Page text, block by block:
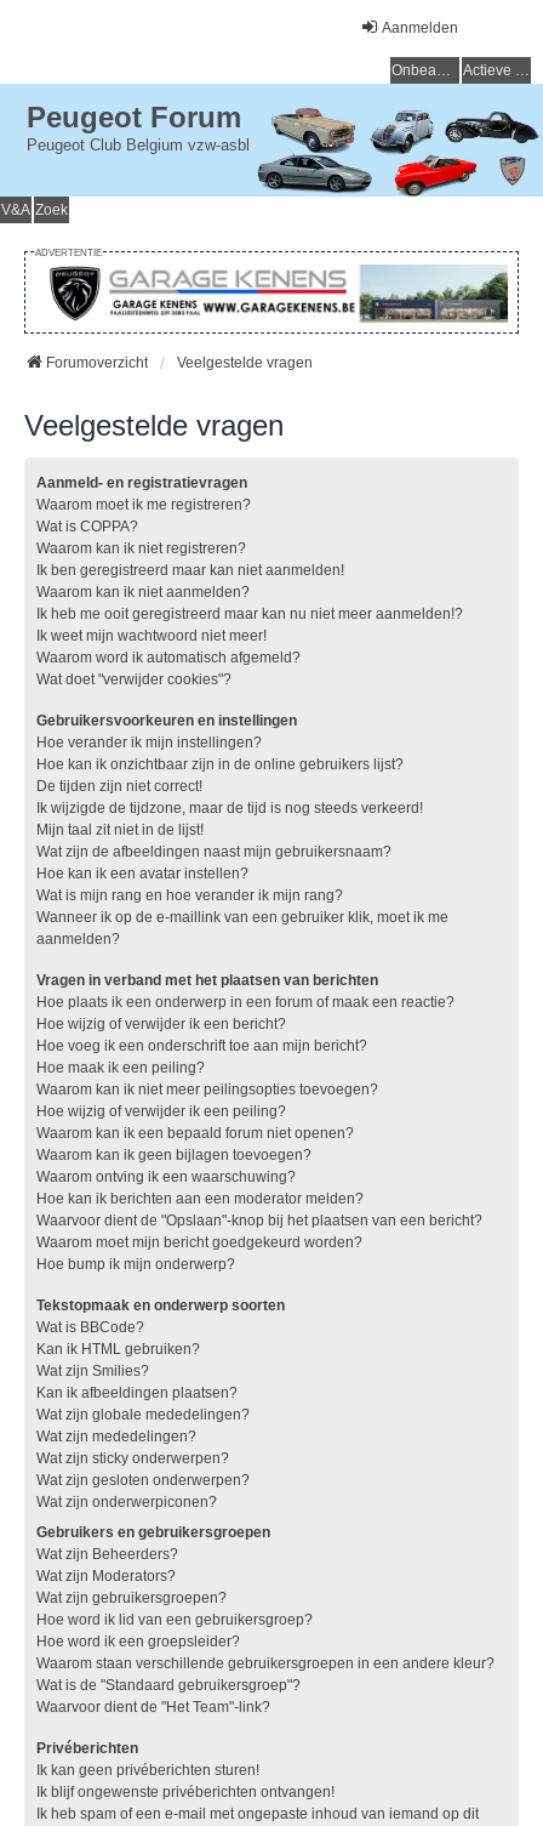
Aanmelden
Onbeantwoorde onderwerpen Actieve onderwerpen
Peugeot Forum
Peugeot Club Belgium vzw-asbl
V&A Zoek
ADVERTENTIE
Forumoverzicht Veelgestelde vragen
Veelgestelde vragen
Aanmeld- en registratievragen
Waarom moet ik me registreren?
Wat is COPPA?
Waarom kan ik niet registreren?
Ik ben geregistreerd maar kan niet aanmelden!
Waarom kan ik niet aanmelden?
Ik heb me ooit geregistreerd maar kan nu niet meer aanmelden!?
Ik weet mijn wachtwoord niet meer!
Waarom word ik automatisch afgemeld?
Wat doet "verwijder cookies"?
Gebruikersvoorkeuren en instellingen
Hoe verander ik mijn instellingen?
Hoe kan ik onzichtbaar zijn in de online gebruikers lijst?
De tijden zijn niet correct!
Ik wijzigde de tijdzone, maar de tijd is nog steeds verkeerd!
Mijn taal zit niet in de lijst!
Wat zijn de afbeeldingen naast mijn gebruikersnaam?
Hoe kan ik een avatar instellen?
Wat is mijn rang en hoe verander ik mijn rang?
Wanneer ik op de e-maillink van een gebruiker klik, moet ik me
aanmelden?
Vragen in verband met het plaatsen van berichten
Hoe plaats ik een onderwerp in een forum of maak een reactie?
Hoe wijzig of verwijder ik een bericht?
Hoe voeg ik een onderschrift toe aan mijn bericht?
Hoe maak ik een peiling?
Waarom kan ik niet meer peilingsopties toevoegen?
Hoe wijzig of verwijder ik een peiling?
Waarom kan ik een bepaald forum niet openen?
Waarom kan ik geen bijlagen toevoegen?
Waarom ontving ik een waarschuwing?
Hoe kan ik berichten aan een moderator melden?
Waarvoor dient de "Opslaan"-knop bij het plaatsen van een bericht?
Waarom moet mijn bericht goedgekeurd worden?
Hoe bump ik mijn onderwerp?
Tekstopmaak en onderwerp soorten
Wat is BBCode?
Kan ik HTML gebruiken?
Wat zijn Smilies?
Kan ik afbeeldingen plaatsen?
Wat zijn globale mededelingen?
Wat zijn mededelingen?
Wat zijn sticky onderwerpen?
Wat zijn gesloten onderwerpen?
Wat zijn onderwerpiconen?
Gebruikers en gebruikersgroepen
Wat zijn Beheerders?
Wat zijn Moderators?
Wat zijn gebruikersgroepen?
Hoe word ik lid van een gebruikersgroep?
Hoe word ik een groepsleider?
Waarom staan verschillende gebruikersgroepen in een andere kleur?
Wat is de "Standaard gebruikersgroep"?
Waarvoor dient de "Het Team"-link?
Privéberichten
Ik kan geen privéberichten sturen!
Ik blijf ongewenste privéberichten ontvangen!
Ik heb spam of een e-mail met ongepaste inhoud van iemand op dit